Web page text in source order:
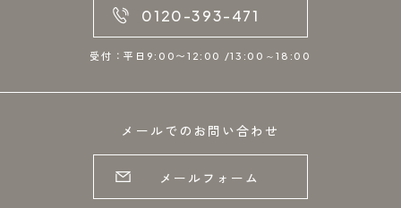
0120-393-471
受付：平日9:00〜12:00 /13:00～18:00
メールでのお問い合わせ
メールフォーム